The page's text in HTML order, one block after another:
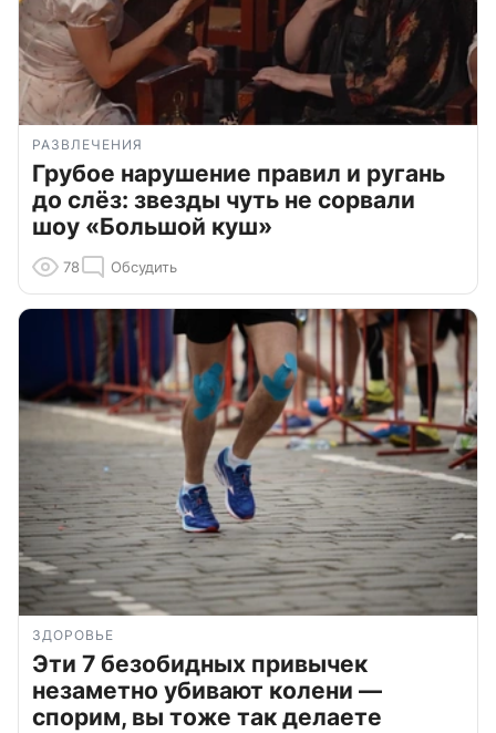
РАЗВЛЕЧЕНИЯ
Грубое нарушение правил и ругань
до слёз: звезды чуть не сорвали
шоу «Большой куш»
78 Обсудить
ЗДОРОВЬЕ
Эти 7 безобидных привычек
незаметно убивают колени —
спорим, вы тоже так делаете